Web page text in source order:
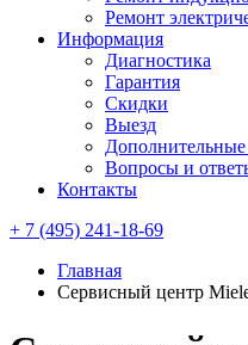
Ремонт
Информация
Диагностика
Гарантия
Скидки
Выезд
Дополнительные
Вопросы и
Контакты
+ 7 (495) 241-18-69
Главная
Сервисный центр